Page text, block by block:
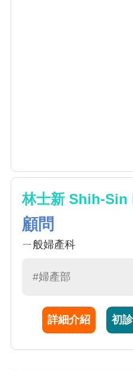
林士新 Shih-Sin
顧問
ㄧ般婦產科
#婦產部
詳細介紹 初